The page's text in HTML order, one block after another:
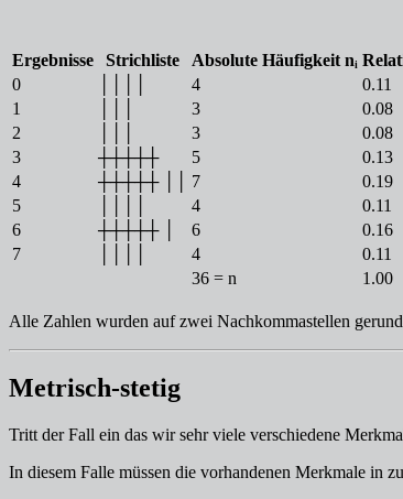
Ergebnisse Strichliste Absolute Häufigkeit nᵢ
0
4 0.11
1
3 0.08
2
3 0.08
3
┼┼┼┼┼ 5 0.13
4
┼┼┼┼┼ ││ 7 0.19
5
4 0.11
6
┼┼┼┼┼ │ 6 0.16
7
4 0.11
36 = n
1.00
Alle Zahlen wurden auf zwei Nachkommastellen
Metrisch-stetig
Tritt der Fall ein das wir sehr viele verschiedene
In diesem Falle müssen die vorhandenen Merkmale in